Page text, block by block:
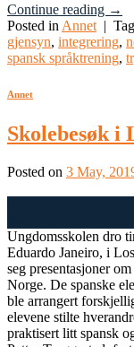
Continue reading →
Posted in Annet |
gjensyn, integrering,
spansk språktrening,
Annet
Skolebesøk i
Posted on 3 May,
Ungdomsskolen dro
Eduardo Janeiro, i
seg presentasjoner
Norge. De spanske
ble arrangert
elevene stilte
praktisert litt spansk